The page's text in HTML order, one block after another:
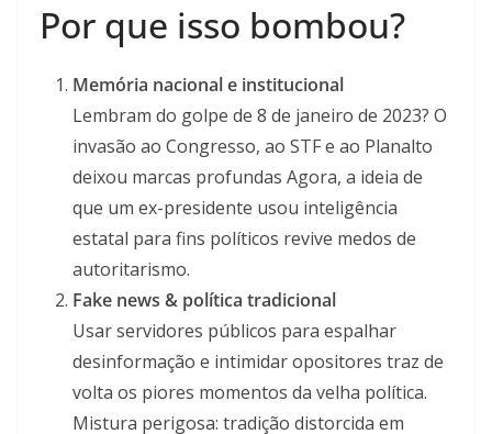
Por que isso bombou?
Memória nacional e institucional
Lembram do golpe de 8 de janeiro de 2023? O
invasão ao Congresso, ao STF e ao Planalto
deixou marcas profundas Agora, a ideia de
que um ex-presidente usou inteligência
estatal para fins políticos revive medos de
autoritarismo.
Fake news & política tradicional
Usar servidores públicos para espalhar
desinformação e intimidar opositores traz de
volta os piores momentos da velha política.
Mistura perigosa: tradição distorcida em